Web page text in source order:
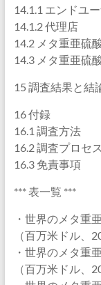
14.1.1 エンドユ
14.1.2 代理店
14.2 メタ重亜硫
14.3 メタ重亜硫
15 調査結果と結
16 付録
16.1 調査方法
16.2 調査プロセ
16.3 免責事項
*** 表一覧 ***
・世界のメタ重
（百万米ドル、
・世界のメタ重
（百万米ドル、